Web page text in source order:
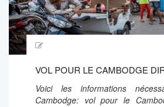
VOL POUR LE CAMBODGE
Voici les informations
Cambodge: vol pour le